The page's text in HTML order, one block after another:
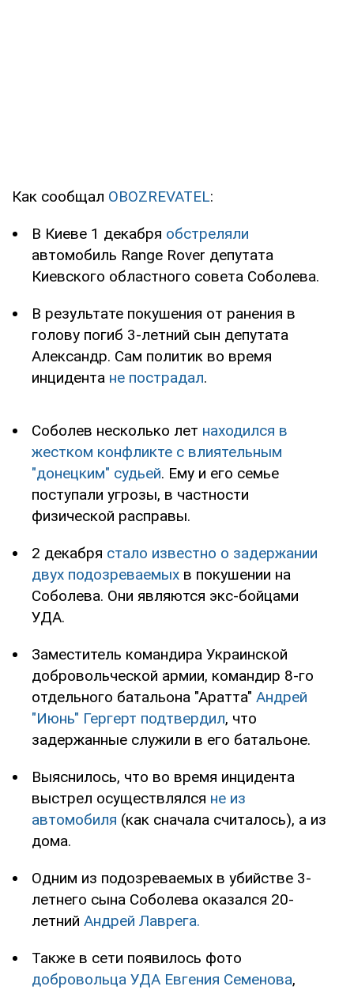
Как сообщал OBOZREVATEL:
В Киеве 1 декабря обстреляли
автомобиль Range Rover депутата
Киевского областного совета Соболева.
В результате покушения от ранения в
голову погиб 3-летний сын депутата
Александр. Сам политик во время
инцидента не пострадал.
Соболев несколько лет находился в
жестком конфликте с влиятельным
"донецким" судьей. Ему и его семье
поступали угрозы, в частности
физической расправы.
2 декабря стало известно о задержании
двух подозреваемых в покушении на
Соболева. Они являются экс-бойцами
УДА.
Заместитель командира Украинской
добровольческой армии, командир 8-го
отдельного батальона "Аратта" Андрей
"Июнь" Гергерт подтвердил, что
задержанные служили в его батальоне.
Выяснилось, что во время инцидента
выстрел осуществлялся не из
автомобиля (как сначала считалось), а из
дома.
Одним из подозреваемых в убийстве 3-
летнего сына Соболева оказался 20-
летний Андрей Лаврега.
Также в сети появилось фото
добровольца УДА Евгения Семенова,